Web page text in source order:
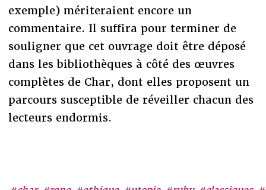
exemple) mériteraient encore un
commentaire. Il suffira pour terminer de
souligner que cet ouvrage doit être déposé
dans les bibliothèques à côté des œuvres
complètes de Char, dont elles proposent un
parcours susceptible de réveiller chacun des
lecteurs endormis.